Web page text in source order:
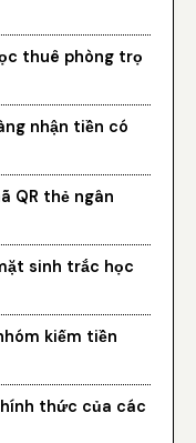
thuê phòng trọ
nhận tiền có
QR thẻ ngân
sinh trắc học
kiếm tiền
thức của các